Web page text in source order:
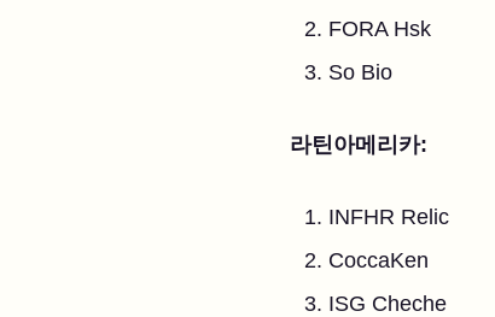
FORA Hsk
So Bio
라틴아메리카:
INFHR Relic
CoccaKen
ISG Cheche